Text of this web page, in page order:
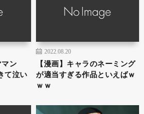
マン
て泣い
2022.08.20
【漫画】キャラのネーミング
が適当すぎる作品といえばｗ
ｗｗ